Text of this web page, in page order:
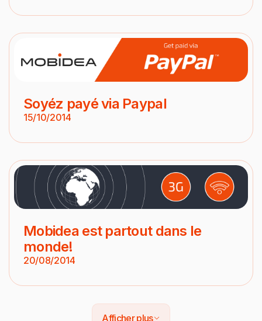
Soyéz payé via Paypal
15/10/2014
Mobidea est partout dans le
monde!
20/08/2014
Afficher plus